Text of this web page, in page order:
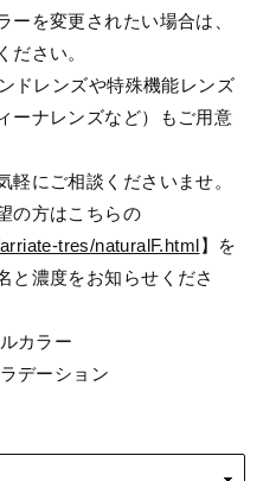
ーを変更されたい場合は、
ださい。
ドレンズや特殊機能レンズ
ーナレンズなど）もご用意
軽にご相談くださいませ。
の方はこちらの
tres/naturalF.html】を
と濃度をお知らせくださ
カラー
デーション